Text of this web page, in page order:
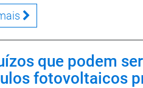
que podem
fotovoltaicos